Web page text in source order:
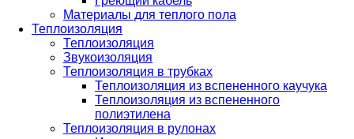
Материалы для теплого пола
Теплоизоляция
Теплоизоляция
Звукоизоляция
Теплоизоляция в трубках
Теплоизоляция из вспененного каучука
Теплоизоляция из вспененного
полиэтилена
Теплоизоляция в рулонах